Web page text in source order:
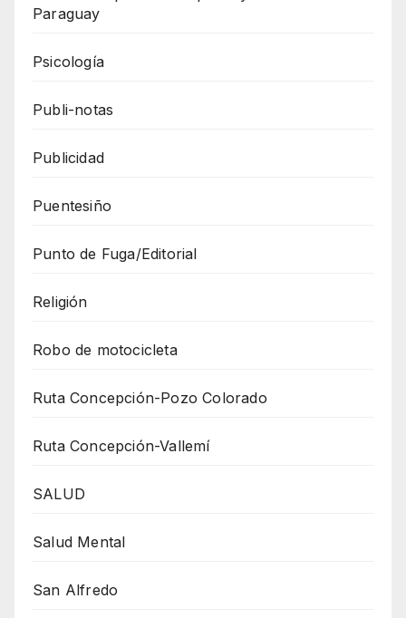
Paraguay
Psicología
Publi-notas
Publicidad
Puentesiño
Punto de Fuga/Editorial
Religión
Robo de motocicleta
Ruta Concepción-Pozo Colorado
Ruta Concepción-Vallemí
SALUD
Salud Mental
San Alfredo